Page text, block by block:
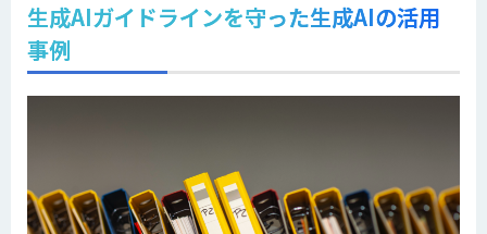
生成AIガイドラインを守った生成AIの活用
事例